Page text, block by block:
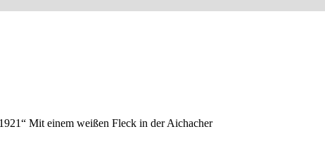
Mit einem weißen Fleck in der Aichacher